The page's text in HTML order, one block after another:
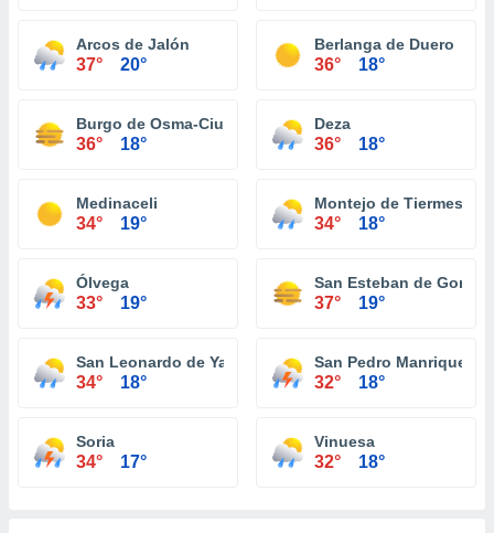
Arcos de Jalón
37° 20°
Berlanga de Duero
36° 18°
Burgo de Osma-Ciudad de Osma
36° 18°
Deza
36° 18°
Medinaceli
34° 19°
Montejo de Tiermes
34° 18°
Ólvega
33° 19°
San Esteban de Gormaz
37° 19°
San Leonardo de Yagüe
34° 18°
San Pedro Manrique
32° 18°
Soria
34° 17°
Vinuesa
32° 18°